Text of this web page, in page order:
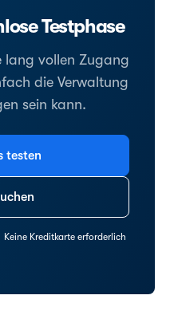
Testphase
lang vollen Zugang
die Verwaltung
sein kann.
testen
Keine Kreditkarte erforderlich